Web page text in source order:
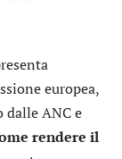
europea,
dalle ANC e
rendere il